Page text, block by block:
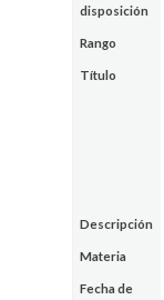
disposición
Rango
Título
Descripción
Materia
Fecha de